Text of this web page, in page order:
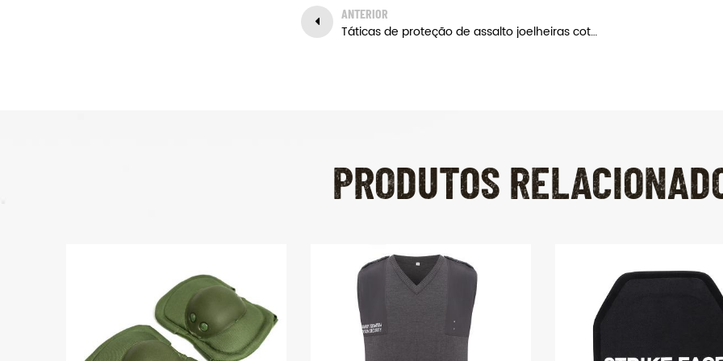
ANTERIOR
Táticas de proteção de assalto joelheiras cotoveleiras
PRODUTOS